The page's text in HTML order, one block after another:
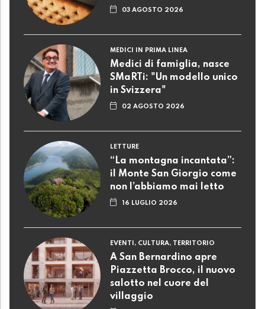
03 AGOSTO 2026
MEDICI IN PRIMA LINEA
Medici di famiglia, nasce
SMaRTi: "Un modello unico
in Svizzera"
02 AGOSTO 2026
LETTURE
“La montagna incantata”:
il Monte San Giorgio come
non l’abbiamo mai letto
16 LUGLIO 2026
EVENTI, CULTURA, TERRITORIO
A San Bernardino apre
Piazzetta Brocco, il nuovo
salotto nel cuore del
villaggio